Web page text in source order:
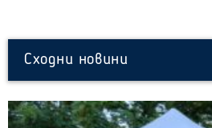
Сходни новини